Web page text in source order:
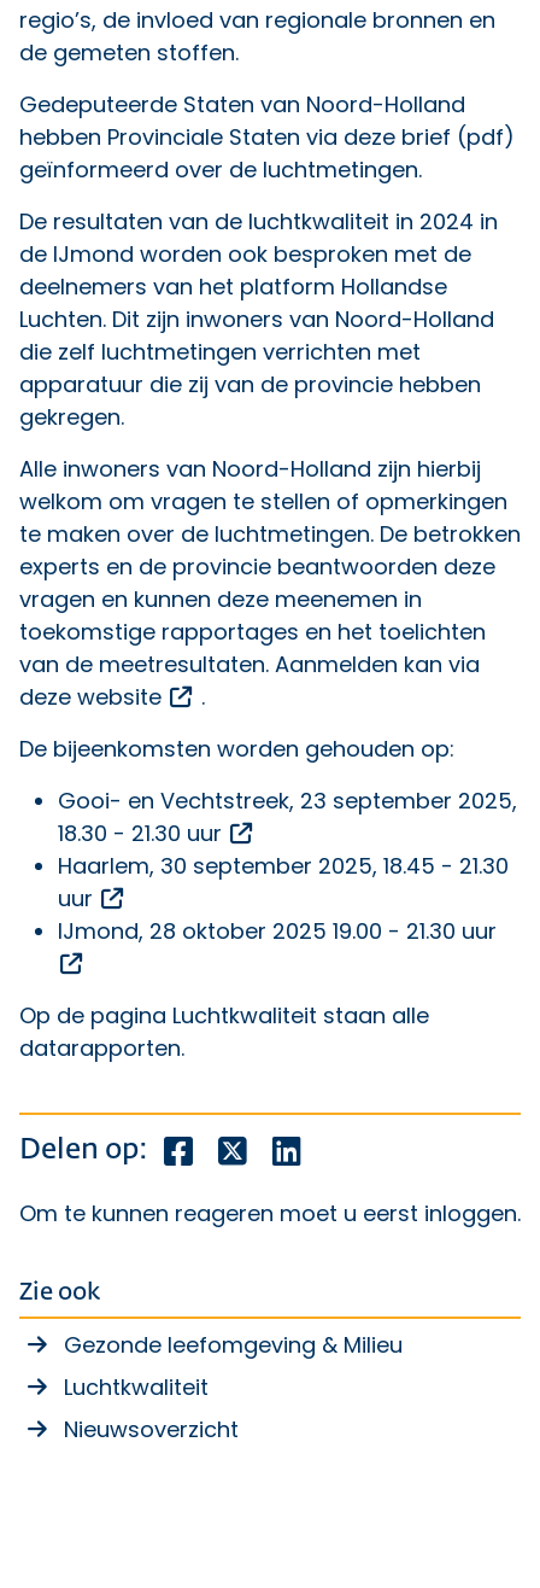
regio’s, de invloed van regionale bronnen en
de gemeten stoffen.
Gedeputeerde Staten van Noord-Holland
hebben Provinciale Staten via deze brief (pdf)
geïnformeerd over de luchtmetingen.
De resultaten van de luchtkwaliteit in 2024 in
de IJmond worden ook besproken met de
deelnemers van het platform Hollandse
Luchten. Dit zijn inwoners van Noord-Holland
die zelf luchtmetingen verrichten met
apparatuur die zij van de provincie hebben
gekregen.
Alle inwoners van Noord-Holland zijn hierbij
welkom om vragen te stellen of opmerkingen
te maken over de luchtmetingen. De betrokken
experts en de provincie beantwoorden deze
vragen en kunnen deze meenemen in
toekomstige rapportages en het toelichten
van de meetresultaten. Aanmelden kan via
deze website
Opent een externe link
.
De bijeenkomsten worden gehouden op:
Gooi- en Vechtstreek, 23 september 2025,
18.30 - 21.30 uur
Haarlem, 30 september 2025, 18.45 - 21.30
uur
IJmond, 28 oktober 2025 19.00 - 21.30 uur
Op de pagina Luchtkwaliteit staan alle
datarapporten.
Delen op: Deel dit bericht op Facebook
Deel dit bericht op X
Om te kunnen reageren moet u eerst inloggen.
Zie ook
Gezonde leefomgeving & Milieu
Luchtkwaliteit
Nieuwsoverzicht